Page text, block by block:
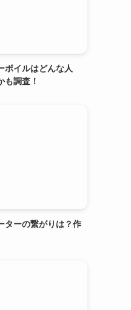
ボイルはどんな人
も調査！
ターの繋がりは？作